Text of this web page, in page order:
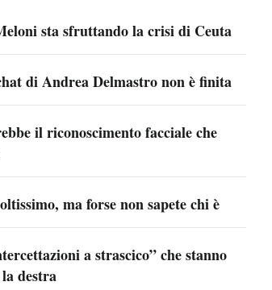
sta sfruttando la crisi di Ceuta
di Andrea Delmastro non è finita
il riconoscimento facciale che
ma forse non sapete chi è
a strascico” che stanno
destra